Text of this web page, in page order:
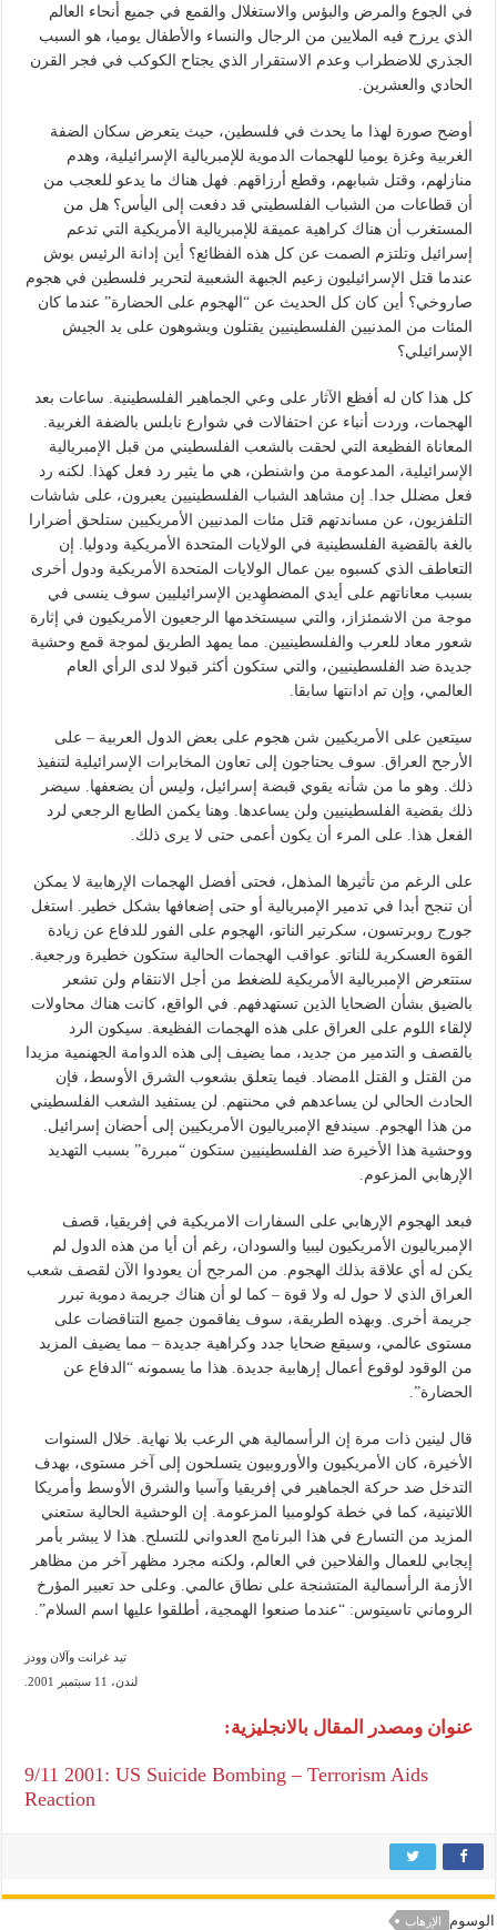
في الجوع والمرض والبؤس والاستغلال والقمع في جميع أنحاء العالم
الذي يرزح فيه الملايين من الرجال والنساء والأطفال يوميا، هو السبب
الجذري للاضطراب وعدم الاستقرار الذي يجتاح الكوكب في فجر القرن
الحادي والعشرين.
أوضح صورة لهذا ما يحدث في فلسطين، حيث يتعرض سكان الضفة
الغربية وغزة يوميا للهجمات الدموية للإمبريالية الإسرائيلية، وهدم
منازلهم، وقتل شبابهم، وقطع أرزاقهم. فهل هناك ما يدعو للعجب من
أن قطاعات من الشباب الفلسطيني قد دفعت إلى اليأس؟ هل من
المستغرب أن هناك كراهية عميقة للإمبريالية الأمريكية التي تدعم
إسرائيل وتلتزم الصمت عن كل هذه الفظائع؟ أين إدانة الرئيس بوش
عندما قتل الإسرائيليون زعيم الجبهة الشعبية لتحرير فلسطين في هجوم
صاروخي؟ أين كان كل الحديث عن “الهجوم على الحضارة” عندما كان
المئات من المدنيين الفلسطينيين يقتلون ويشوهون على يد الجيش
الإسرائيلي؟
كل هذا كان له أفظع الآثار على وعي الجماهير الفلسطينية. ساعات بعد
الهجمات، وردت أنباء عن احتفالات في شوارع نابلس بالضفة الغربية.
المعاناة الفظيعة التي لحقت بالشعب الفلسطيني من قبل الإمبريالية
الإسرائيلية، المدعومة من واشنطن، هي ما يثير رد فعل كهذا. لكنه رد
فعل مضلل جدا. إن مشاهد الشباب الفلسطينيين يعبرون، على شاشات
التلفزيون، عن مساندتهم قتل مئات المدنيين الأمريكيين ستلحق أضرارا
بالغة بالقضية الفلسطينية في الولايات المتحدة الأمريكية ودوليا. إن
التعاطف الذي كسبوه بين عمال الولايات المتحدة الأمريكية ودول أخرى
بسبب معاناتهم على أيدي المضطهِدين الإسرائيليين سوف ينسى في
موجة من الاشمئزاز، والتي سيستخدمها الرجعيون الأمريكيون في إثارة
شعور معاد للعرب والفلسطينيين. مما يمهد الطريق لموجة قمع وحشية
جديدة ضد الفلسطينيين، والتي ستكون أكثر قبولا لدى الرأي العام
العالمي، وإن تم ادانتها سابقا.
سيتعين على الأمريكيين شن هجوم على بعض الدول العربية – على
الأرجح العراق. سوف يحتاجون إلى تعاون المخابرات الإسرائيلية لتنفيذ
ذلك. وهو ما من شأنه يقوي قبضة إسرائيل، وليس أن يضعفها. سيضر
ذلك بقضية الفلسطينيين ولن يساعدها. وهنا يكمن الطابع الرجعي لرد
الفعل هذا. على المرء أن يكون أعمى حتى لا يرى ذلك.
على الرغم من تأثيرها المذهل، فحتى أفضل الهجمات الإرهابية لا يمكن
أن تنجح أبدا في تدمير الإمبريالية أو حتى إضعافها بشكل خطير. استغل
جورج روبرتسون، سكرتير الناتو، الهجوم على الفور للدفاع عن زيادة
القوة العسكرية للناتو. عواقب الهجمات الحالية ستكون خطيرة ورجعية.
ستتعرض الإمبريالية الأمريكية للضغط من أجل الانتقام ولن تشعر
بالضيق بشأن الضحايا الذين تستهدفهم. في الواقع، كانت هناك محاولات
لإلقاء اللوم على العراق على هذه الهجمات الفظيعة. سيكون الرد
بالقصف و التدمير من جديد، مما يضيف إلى هذه الدوامة الجهنمية مزيدا
من القتل و القتل ﺍﻠﻣﻀﺎﺩ. فيما يتعلق بشعوب الشرق الأوسط، فإن
الحادث الحالي لن يساعدهم في محنتهم. لن يستفيد الشعب الفلسطيني
من هذا الهجوم. سيندفع الإمبرياليون الأمريكيين إلى أحضان إسرائيل.
ووحشية هذا الأخيرة ضد الفلسطينيين ستكون “مبررة” بسبب التهديد
الإرهابي المزعوم.
فبعد الهجوم الإرهابي على السفارات الامريكية في إفريقيا، قصف
الإمبرياليون الأمريكيون ليبيا والسودان، رغم أن أيا من هذه الدول لم
يكن له أي علاقة بذلك الهجوم. من المرجح أن يعودوا الآن لقصف شعب
العراق الذي لا حول له ولا قوة – كما لو أن هناك جريمة دموية تبرر
جريمة أخرى. وبهذه الطريقة، سوف يفاقمون جميع التناقضات على
مستوى عالمي، وسيقع ضحايا جدد وكراهية جديدة – مما يضيف المزيد
من الوقود لوقوع أعمال إرهابية جديدة. هذا ما يسمونه “الدفاع عن
الحضارة”.
قال لينين ذات مرة إن الرأسمالية هي الرعب بلا نهاية. خلال السنوات
الأخيرة، كان الأمريكيون والأوروبيون يتسلحون إلى آخر مستوى، بهدف
التدخل ضد حركة الجماهير في إفريقيا وآسيا والشرق الأوسط وأمريكا
اللاتينية، كما في خطة كولومبيا المزعومة. إن الوحشية الحالية ستعني
المزيد من التسارع في هذا البرنامج العدواني للتسلح. هذا لا يبشر بأمر
إيجابي للعمال والفلاحين في العالم، ولكنه مجرد مظهر آخر من مظاهر
الأزمة الرأسمالية المتشنجة على نطاق عالمي. وعلى حد تعبير المؤرخ
الروماني تاسيتوس: “عندما صنعوا الهمجية، أطلقوا عليها اسم السلام”.
تيد غرانت وآلان وودز
لندن، 11 سبتمبر 2001.
عنوان ومصدر المقال بالانجليزية:
9/11 2001: US Suicide Bombing – Terrorism Aids
Reaction
الوسوم الإرهاب